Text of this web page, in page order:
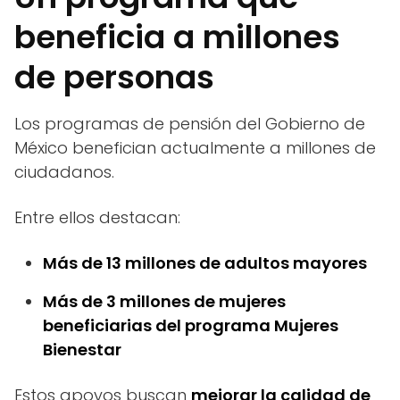
beneficia a millones
de personas
Los programas de pensión del Gobierno de
México benefician actualmente a millones de
ciudadanos.
Entre ellos destacan:
Más de 13 millones de adultos mayores
Más de 3 millones de mujeres
beneficiarias del programa Mujeres
Bienestar
Estos apoyos buscan mejorar la calidad de